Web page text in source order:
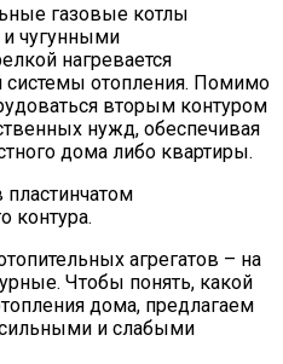
газовые котлы
чугунными
нагревается
системы отопления. Помимо
вторым контуром
нужд, обеспечивая
дома либо квартиры.
пластинчатом
контура.
агрегатов – на
Чтобы понять, какой
дома, предлагаем
сильными и слабыми